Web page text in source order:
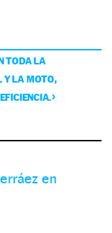
TODA LA
Y LA MOTO,
en